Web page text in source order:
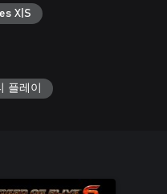
X|S
플레이